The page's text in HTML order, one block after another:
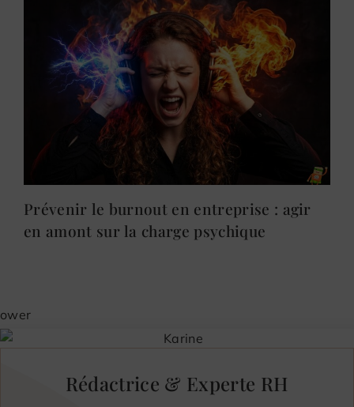
Prévenir le burnout en entreprise : agir
en amont sur la charge psychique
Rédactrice & Experte RH